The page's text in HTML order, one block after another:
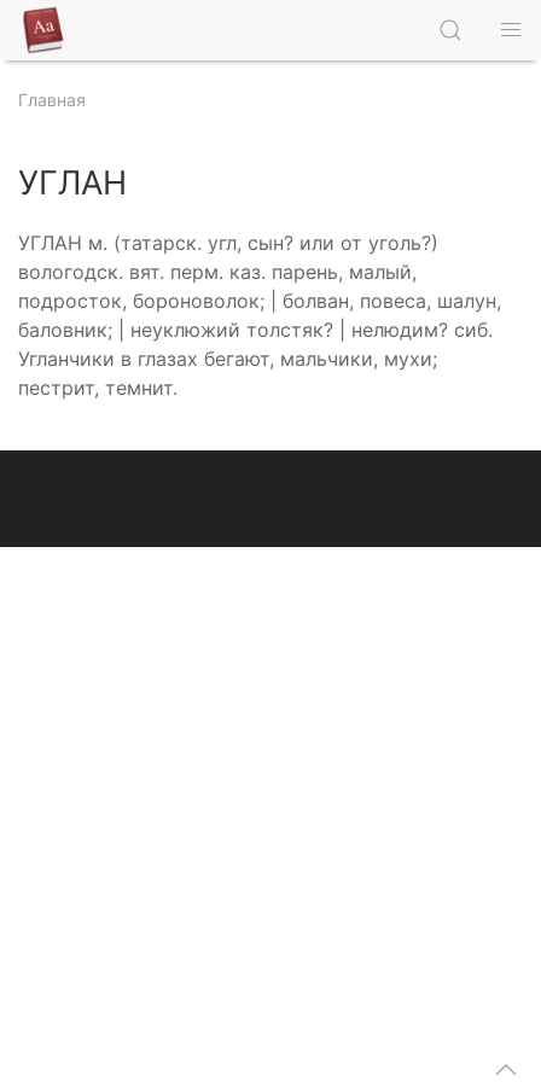
Главная
УГЛАН
УГЛАН м. (татарск. угл, сын? или от уголь?)
вологодск. вят. перм. каз. парень, малый,
подросток, бороноволок; | болван, повеса, шалун,
баловник; | неуклюжий толстяк? | нелюдим? сиб.
Угланчики в глазах бегают, мальчики, мухи;
пестрит, темнит.